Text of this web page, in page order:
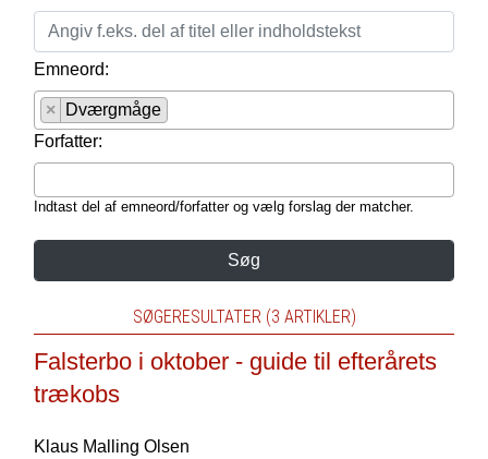
Emneord:
×
Dværgmåge
Forfatter:
Indtast del af emneord/forfatter og vælg forslag der matcher.
Søg
SØGERESULTATER (3 ARTIKLER)
Falsterbo i oktober - guide til efterårets
trækobs
Klaus Malling Olsen